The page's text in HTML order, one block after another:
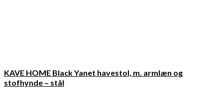
KAVE HOME Black Yanet havestol, m. armlæn og
stofhynde – stål